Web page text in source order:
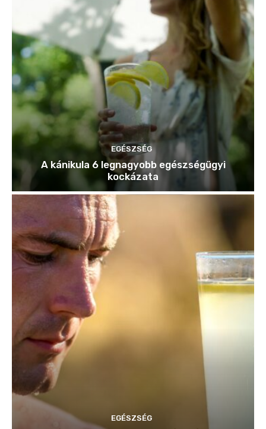
EGÉSZSÉG
A kánikula 6 legnagyobb egészségügyi
kockázata
EGÉSZSÉG